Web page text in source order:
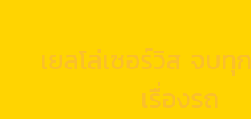
เยลโล่เซอร์วิส จบ
เรื่องรถ